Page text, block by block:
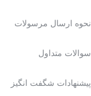
نحوه ارسال مرسولات
سوالات متداول
پیشنهادات شگفت انگیز